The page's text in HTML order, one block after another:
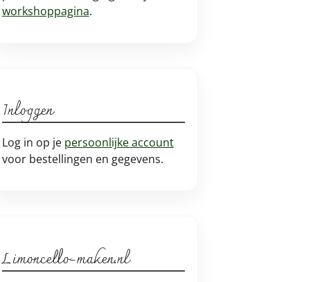
workshoppagina.
Inloggen
Log in op je persoonlijke account
voor bestellingen en gegevens.
Limoncello-maken.nl